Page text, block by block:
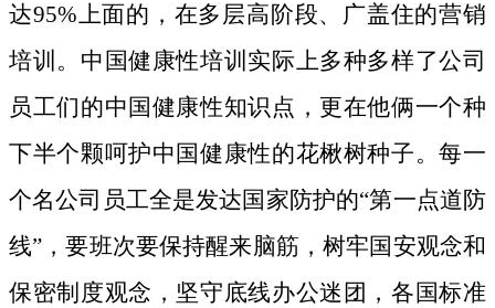
达95%上面的，在多层高阶段、广盖住的营销
培训。中国健康性培训实际上多种多样了公司
员工们的中国健康性知识点，更在他俩一个种
下半个颗呵护中国健康性的花楸树种子。每一
个名公司员工全是发达国家防护的“第一点道防
线”，要班次要保持醒来脑筋，树牢国安观念和
保密制度观念，坚守底线办公迷团，各国标准